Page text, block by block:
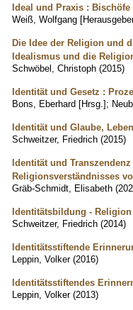
Ideal und Praxis :
Weiß, Wolfgang
Die Idee der Religion und
Idealismus und die
Schwöbel, Christoph (2015)
Identität und Gesetz :
Bons, Eberhard [Hrsg.];
Identität und Glaube,
Schweitzer, Friedrich (2015)
Identität und
Religionsverständnisses
Gräb-Schmidt, Elisabeth (
Identitätsbildung -
Schweitzer, Friedrich (2014)
Identitätsstiftende
Leppin, Volker (2016)
Identitätsstiftendes
Leppin, Volker (2013)